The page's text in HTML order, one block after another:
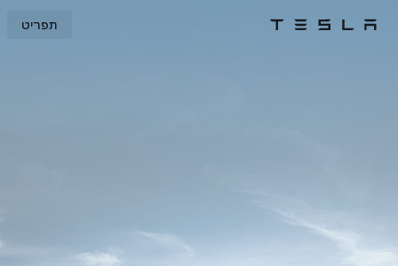
Tesla תפריט